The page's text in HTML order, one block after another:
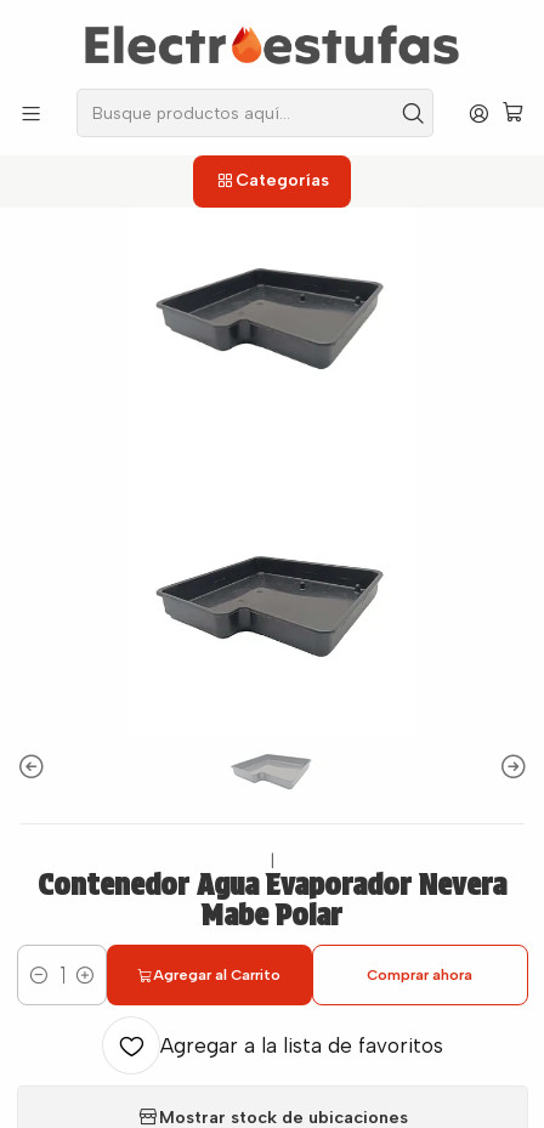
Categorías
los repuestos que necesitas, sin salir de casa!
Contenedor Agua Evaporador Nevera Mabe Polar
Contenedor Agua Evaporador Nevera
Mabe Polar
Cantidad
Agregar al Carrito Comprar ahora
Agregar a la lista de favoritos
Mostrar stock de ubicaciones